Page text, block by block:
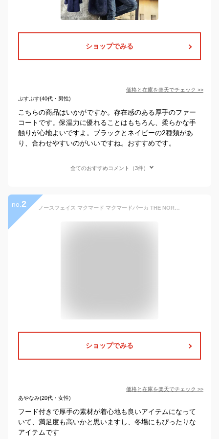
ショップでみる
価格と在庫を楽天でチェック >>
ぷすぷす(40代・男性)
こちらの商品はいかがですか。存在感のある厚手のファー
コートです。保温力に優れることはもちろん、柔らかな手
触りが心地よいですよ。ブラックとネイビーの2種類があ
り、合わせやすいのがいいですね。おすすめです。
全てのおすすめコメント（3件）
no. 2 ノースフェイス マクマード マクマードパーカ THE NORTH FACE MEN'S MCMURDO PARKA マクマードジャケット アンタークティカパーカ アンタークティカパーカーUSモデル アメリカモデル ファー付ダウンジャケット 極寒用 NF0A5GJF
ショップでみる
価格と在庫を楽天でチェック >>
あやなみ(20代・女性)
フード付きで厚手の素材が着心地も良いアイテムになって
いて、満足度も高いかと思いますし、冬場にもぴったりな
アイテムです